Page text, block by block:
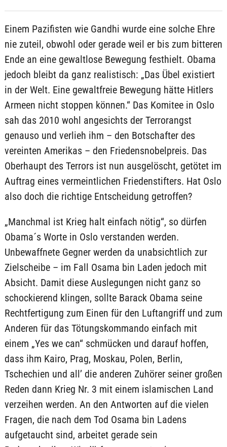
Einem Pazifisten wie Gandhi wurde eine solche Ehre
nie zuteil, obwohl oder gerade weil er bis zum bitteren
Ende an eine gewaltlose Bewegung festhielt. Obama
jedoch bleibt da ganz realistisch: „Das Übel existiert
in der Welt. Eine gewaltfreie Bewegung hätte Hitlers
Armeen nicht stoppen können.“ Das Komitee in Oslo
sah das 2010 wohl angesichts der Terrorangst
genauso und verlieh ihm – den Botschafter des
vereinten Amerikas – den Friedensnobelpreis. Das
Oberhaupt des Terrors ist nun ausgelöscht, getötet im
Auftrag eines vermeintlichen Friedenstifters. Hat Oslo
also doch die richtige Entscheidung getroffen?
„Manchmal ist Krieg halt einfach nötig“, so dürfen
Obama´s Worte in Oslo verstanden werden.
Unbewaffnete Gegner werden da unabsichtlich zur
Zielscheibe – im Fall Osama bin Laden jedoch mit
Absicht. Damit diese Auslegungen nicht ganz so
schockierend klingen, sollte Barack Obama seine
Rechtfertigung zum Einen für den Luftangriff und zum
Anderen für das Tötungskommando einfach mit
einem „Yes we can“ schmücken und darauf hoffen,
dass ihm Kairo, Prag, Moskau, Polen, Berlin,
Tschechien und all’ die anderen Zuhörer seiner großen
Reden dann Krieg Nr. 3 mit einem islamischen Land
verzeihen werden. An den Antworten auf die vielen
Fragen, die nach dem Tod Osama bin Ladens
aufgetaucht sind, arbeitet gerade sein